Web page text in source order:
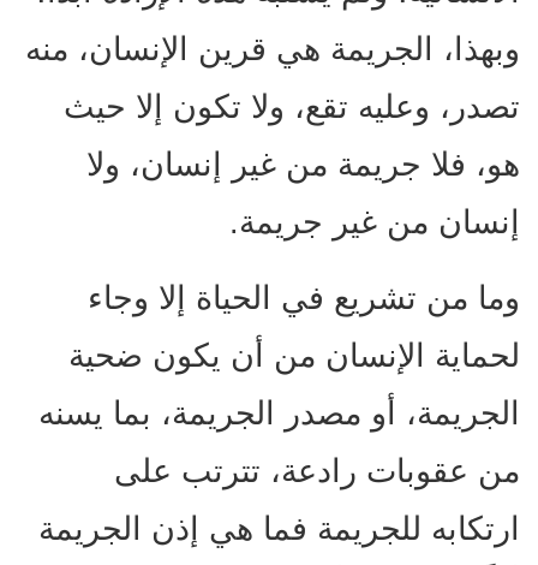
وبهذا، الجريمة هي قرين الإنسان، منه
تصدر، وعليه تقع، ولا تكون إلا حيث
هو، فلا جريمة من غير إنسان، ولا
إنسان من غير جريمة.
وما من تشريع في الحياة إلا وجاء
لحماية الإنسان من أن يكون ضحية
الجريمة، أو مصدر الجريمة، بما يسنه
من عقوبات رادعة، تترتب على
ارتكابه للجريمة فما هي إذن الجريمة